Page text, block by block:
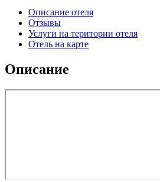
Описание отеля
Отзывы
Услуги на територии отеля
Отель на карте
Описание